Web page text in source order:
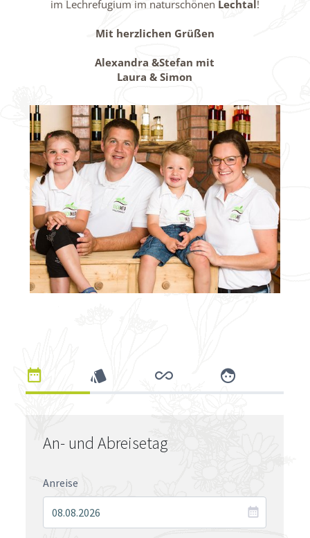
im Lechrefugium im naturschönen Lechtal!
Mit herzlichen Grüßen
Alexandra &Stefan mit
Laura & Simon